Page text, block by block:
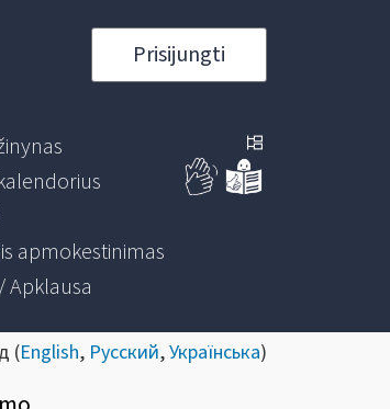
Prisijungti
apmokestinimas
Apklausa
(English, Русский,Українська)